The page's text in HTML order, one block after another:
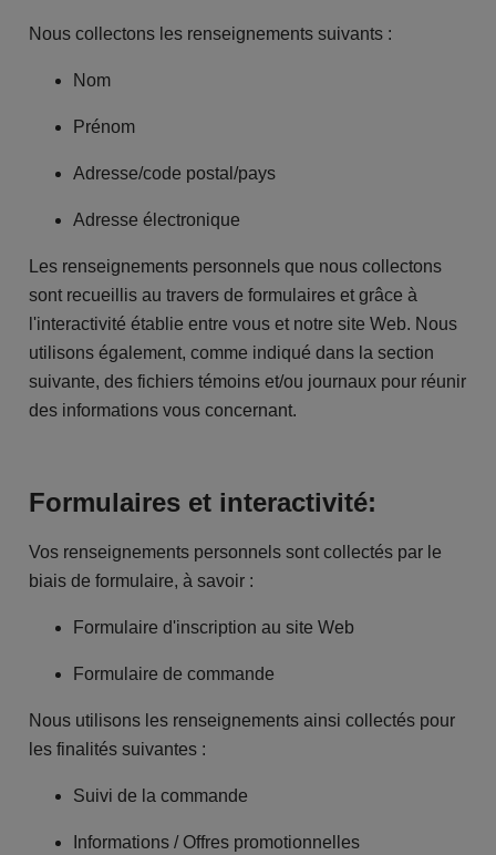
Nous collectons les renseignements suivants :
Nom
Prénom
Adresse/code postal/pays
Adresse électronique
Les renseignements personnels que nous collectons
sont recueillis au travers de formulaires et grâce à
l'interactivité établie entre vous et notre site Web. Nous
utilisons également, comme indiqué dans la section
suivante, des fichiers témoins et/ou journaux pour réunir
des informations vous concernant.
Formulaires et interactivité:
Vos renseignements personnels sont collectés par le
biais de formulaire, à savoir :
Formulaire d'inscription au site Web
Formulaire de commande
Nous utilisons les renseignements ainsi collectés pour
les finalités suivantes :
Suivi de la commande
Informations / Offres promotionnelles